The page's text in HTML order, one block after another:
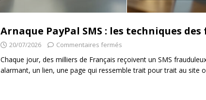
Arnaque PayPal SMS : les techniques
20/07/2026 Commentaires fermés
Chaque jour, des milliers de Français reçoivent un SMS
alarmant, un lien, une page qui ressemble trait pour trait au site